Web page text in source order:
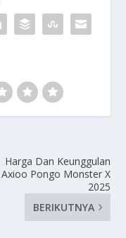
Harga Dan Keunggulan
Axioo Pongo Monster X
2025
BERIKUTNYA